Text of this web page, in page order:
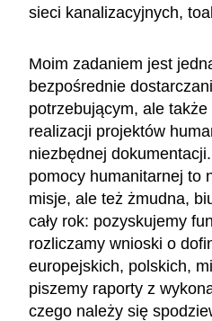
sieci kanalizacyjnych,
Moim zadaniem jest
bezpośrednie
potrzebującym, ale
realizacji projektów
niezbędnej
pomocy humanitarnej to
misje, ale też żmudna,
cały rok: pozyskujemy
rozliczamy wnioski o
europejskich, polskich,
piszemy raporty z
czego należy się